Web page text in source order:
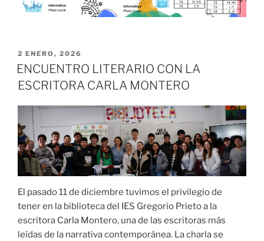
PUBLICADO
EL
2 ENERO, 2026
ENCUENTRO LITERARIO CON LA
ESCRITORA CARLA MONTERO
El pasado 11 de diciembre tuvimos el privilegio de
tener en la biblioteca del IES Gregorio Prieto a la
escritora Carla Montero, una de las escritoras más
leídas de la narrativa contemporánea. La charla se